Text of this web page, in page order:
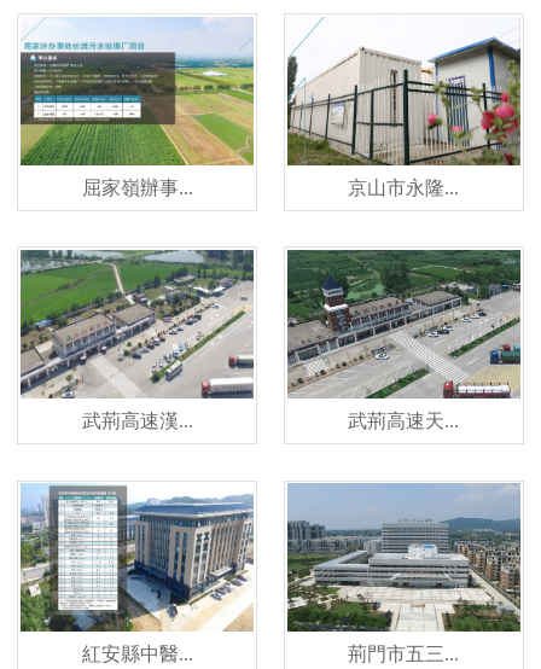
屈家嶺辦事... 京山市永隆...
武荊高速漢... 武荊高速天...
紅安縣中醫... 荊門市五三...